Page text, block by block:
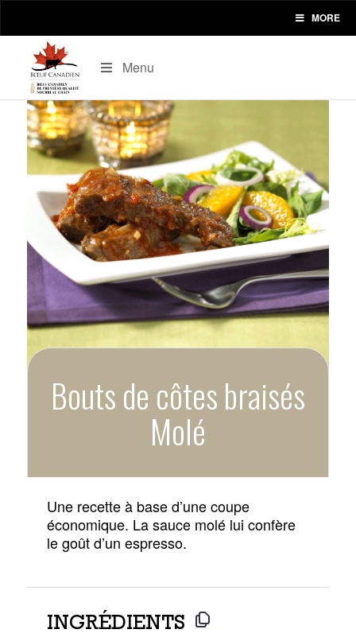
MORE
Menu
Bouts de côtes braisés
Molé
Une recette à base d’une coupe
économique. La sauce molé lui confère
le goût d’un espresso.
INGRÉDIENTS